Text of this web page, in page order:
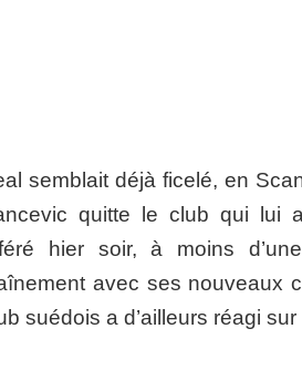
semblait déjà ficelé, en
quitte le club qui lui
hier soir, à moins
avec ses
suédois a d’ailleurs réagi